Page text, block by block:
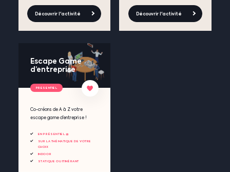
Découvrir l'activité Découvrir l'activité
Escape Game
d’entreprise
Co-créons de A à Z votre
escape game d’entreprise !
EN PRÉSENTIEL 🧺
SUR LA THÉMATIQUE DE VOTRE
CHOIX
INDOOR
STATIQUE OU ITINÉRANT
PRESENTIEL